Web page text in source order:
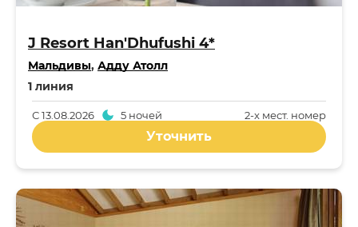
J Resort Han'Dhufushi 4*
Мальдивы, Адду Атолл
1 линия
2-x мест. номер
С13.08.2026 5 ночей
Уточнить